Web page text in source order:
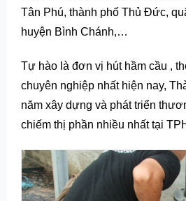
Tân Phú, thành phố Thủ Đức,
huyện Bình Chánh,…
Tự hào là đơn vị hút hầm cầu ,
chuyên nghiệp nhất hiện nay,
năm xây dựng và phát triển
chiếm thị phần nhiều nhất tại